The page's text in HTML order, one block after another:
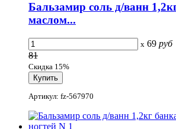
Бальзамир соль д/ванн
маслом...
x 69 руб
81
Скидка 15%
Артикул: fz-567970